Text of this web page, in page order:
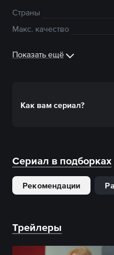
Страны
Макс. качество
Показать ещё
Как вам сериал?
Сериал в подборках
Рекомендации
Трейлеры